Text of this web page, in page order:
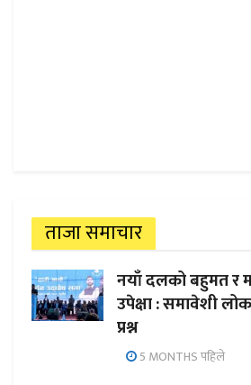
ताजा समाचार
नयाँ दलको बहुमत र
उपेक्षा : समावेशी
प्रश्न
5 MONTHS पहिले